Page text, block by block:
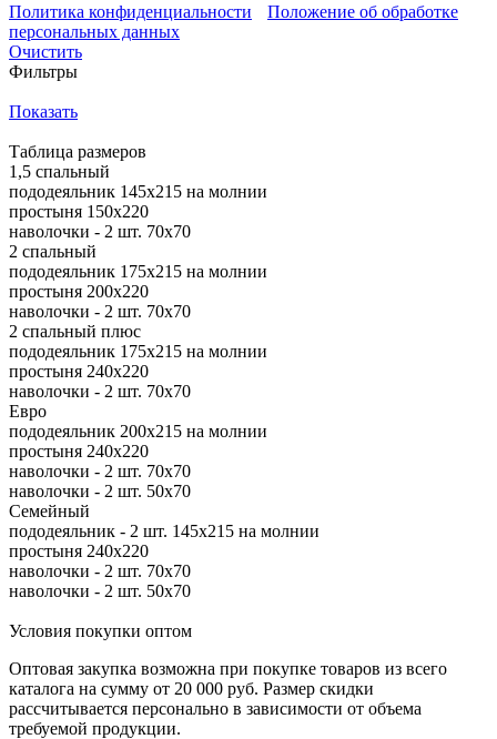
Политика конфиденциальности
Положение об обработке
персональных данных
Очистить
Фильтры
Показать
Таблица размеров
1,5 спальный
пододеяльник 145х215 на молнии
простыня 150х220
наволочки - 2 шт. 70х70
2 спальный
пододеяльник 175х215 на молнии
простыня 200х220
наволочки - 2 шт. 70х70
2 спальный плюс
пододеяльник 175х215 на молнии
простыня 240х220
наволочки - 2 шт. 70х70
Евро
пододеяльник 200х215 на молнии
простыня 240х220
наволочки - 2 шт. 70х70
наволочки - 2 шт. 50х70
Семейный
пододеяльник - 2 шт. 145х215 на молнии
простыня 240х220
наволочки - 2 шт. 70х70
наволочки - 2 шт. 50х70
Условия покупки оптом
Оптовая закупка возможна при покупке товаров из всего
каталога на сумму от 20 000 руб. Размер скидки
рассчитывается персонально в зависимости от объема
требуемой продукции.